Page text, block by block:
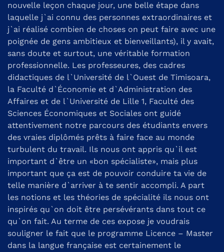
nouvelle leçon chaque jour, une belle étape dans
laquelle j`ai connu des personnes extraordinaires et
j`ai réalisé combien de choses on peut faire avec une
poignée de gens ambitieux et bienveillants), il y avait,
sans doute et surtout, une véritable formation
professionnelle. Les professeures, des cadres
didactiques de l`Université de l`Ouest de Timisoara,
la Faculté d`Économie et d`Administration des
Affaires et de l`Université de Lille 1, Faculté des
Sciences Économiques et Sociales ont guidé
attentivement notre parcours des étudiants envers
des vraies diplômés prêts à faire face au monde
turbulent du travail. Ils nous ont appris qu`il est
important d`être un «bon spécialiste», mais plus
important que ça est de pouvoir conduire ta vie de
telle manière d`arriver à te sentir accompli. A part
les notions et les théories de spécialité ils nous ont
inspirés qu`on doit être persévérants dans tout ce
qu`on fait. Au terme de ces expose je voudrais
souligner le fait que le programme Licence – Master
dans la langue française est certainement le